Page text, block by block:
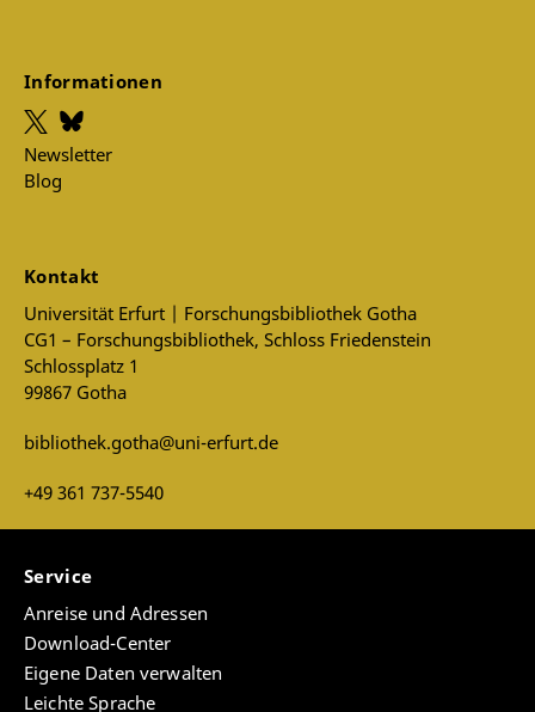
Informationen
Newsletter
Blog
Kontakt
Universität Erfurt | Forschungsbibliothek Gotha
CG1 – Forschungsbibliothek, Schloss Friedenstein
Schlossplatz 1
99867 Gotha
bibliothek.gotha@uni-erfurt.de
+49 361 737-5540
Service
Anreise und Adressen
Download-Center
Eigene Daten verwalten
Leichte Sprache